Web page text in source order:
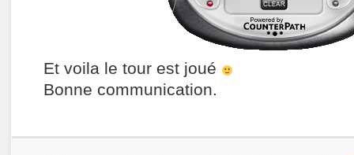
Et voila le tour est joué
Bonne communication.